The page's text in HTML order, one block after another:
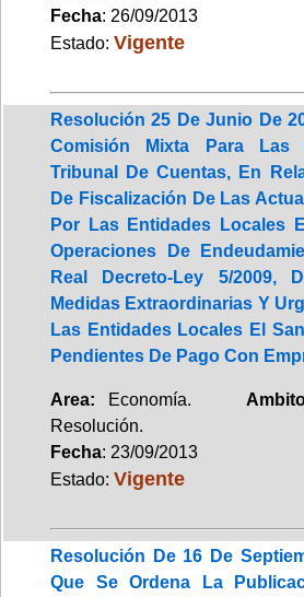
Fecha: 26/09/2013
Estado: Vigente
Resolución 25 De Junio De
Comisión Mixta Para Las
Tribunal De Cuentas, En
De Fiscalización De Las
Por Las Entidades Locales
Operaciones De
Real Decreto-Ley 5/
Medidas Extraordinarias Y
Las Entidades Locales El
Pendientes De Pago Con
Area: Economía.
Resolución.
Fecha: 23/09/2013
Estado: Vigente
Resolución De 16 De
Que Se Ordena La